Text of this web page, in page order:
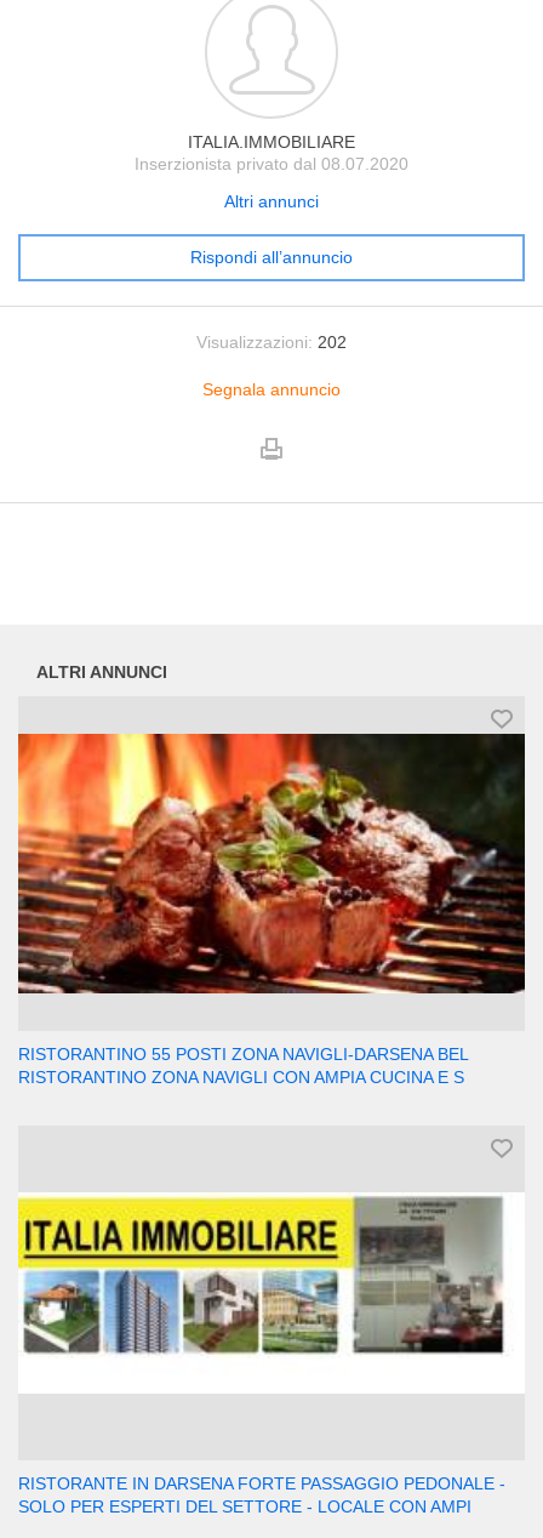
ITALIA.IMMOBILIARE
Inserzionista privato dal 08.07.2020
Altri annunci
Rispondi all’annuncio
Visualizzazioni: 202
Segnala annuncio
ALTRI ANNUNCI
RISTORANTINO 55 POSTI ZONA NAVIGLI-DARSENA BEL
RISTORANTINO ZONA NAVIGLI CON AMPIA CUCINA E S
RISTORANTE IN DARSENA FORTE PASSAGGIO PEDONALE -
SOLO PER ESPERTI DEL SETTORE - LOCALE CON AMPI